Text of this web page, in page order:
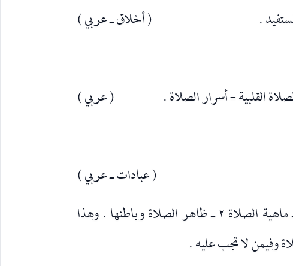
( أخلاق ـ عربي )
( عربي )
( عبادات ـ عربي )
وهي رسالة في ثلاثة فصول : ١ ـ ماهية الصلاة ٢ ـ ظاهر الصلاة وباطنها . وهذا
وفيمن لا تجب عليه .